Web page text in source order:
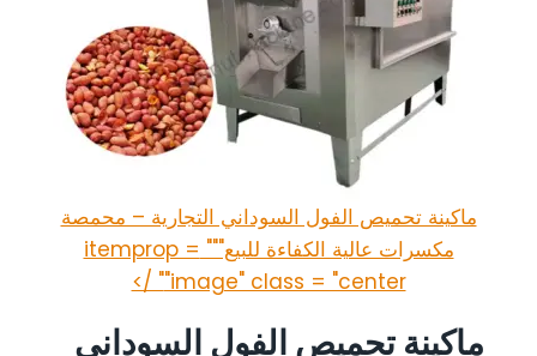
ماكينة تحميص الفول السوداني التجارية – محمصة
مكسرات عالية الكفاءة للبيع""" itemprop =
"image" class = "center" />
ماكينة تحميص الفول السوداني